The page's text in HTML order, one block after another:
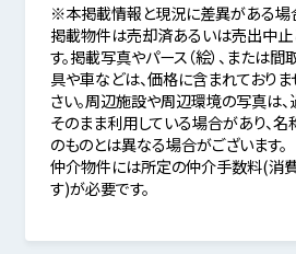
※本掲載情報と現況に差異がある場
掲載物件は売却済あるいは売出中止
す。掲載写真やパース（絵）、または
具や車などは、価格に含まれておりま
さい。周辺施設や周辺環境の写真は
そのまま利用している場合があり、名
のものとは異なる場合がございます。
仲介物件には所定の仲介手数料(消
す)が必要です。